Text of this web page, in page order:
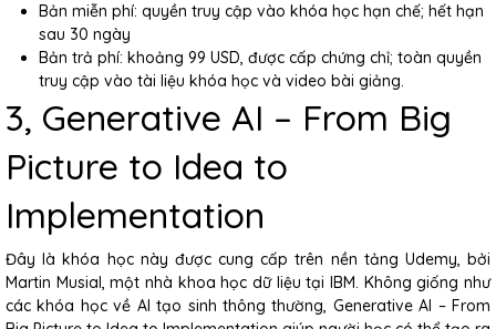
Bản miễn phí: quyền truy cập vào khóa học hạn chế; hết hạn
sau 30 ngày
Bản trả phí: khoảng 99 USD, được cấp chứng chỉ; toàn quyền
truy cập vào tài liệu khóa học và video bài giảng.
3, Generative AI – From Big
Picture to Idea to
Implementation
Đây là khóa học này được cung cấp trên nền tảng Udemy, bởi
Martin Musial, một nhà khoa học dữ liệu tại IBM. Không giống như
các khóa học về AI tạo sinh thông thường, Generative AI – From